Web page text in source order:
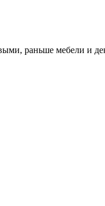
раньше мебели и